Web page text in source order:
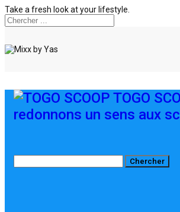
Take a fresh look at your lifestyle.
TOGO
redonnons un sens aux